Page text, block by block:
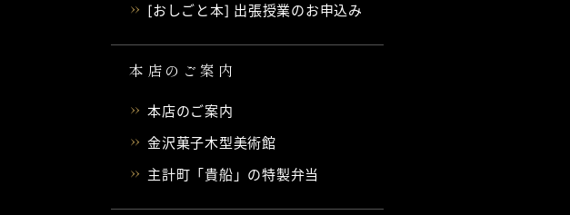
[おしごと本] 出張授業のお申込み
本店のご案内
本店のご案内
金沢菓子木型美術館
主計町「貴船」の特製弁当